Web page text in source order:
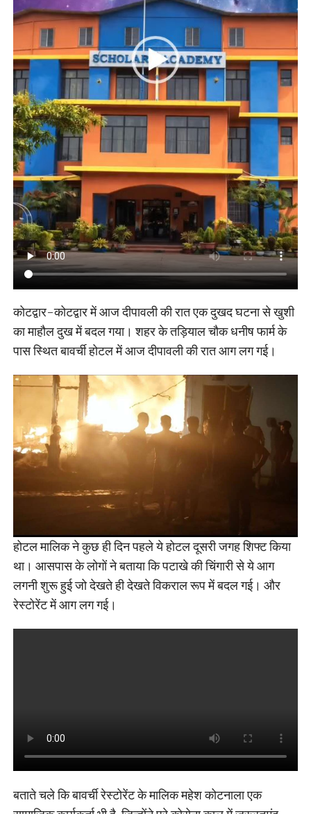
कोटद्वार-कोटद्वार में आज दीपावली की रात एक दुखद घटना से खुशी
का माहौल दुख में बदल गया। शहर के तड़ियाल चौक धनीष फार्म के
पास स्थित बावर्ची होटल में आज दीपावली की रात आग लग गई।
होटल मालिक ने कुछ ही दिन पहले ये होटल दूसरी जगह शिफ्ट किया
था। आसपास के लोगों ने बताया कि पटाखे की चिंगारी से ये आग
लगनी शुरू हुई जो देखते ही देखते विकराल रूप में बदल गई। और
रेस्टोरेंट में आग लग गई।
बताते चले कि बावर्ची रेस्टोरेंट के मालिक महेश कोटनाला एक